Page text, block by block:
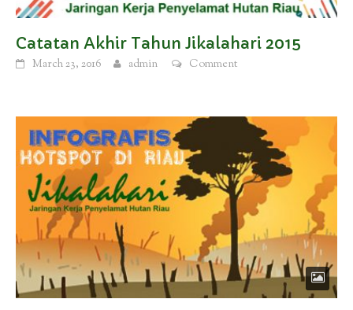
Catatan Akhir Tahun Jikalahari 2015
March 23, 2016 admin Comment